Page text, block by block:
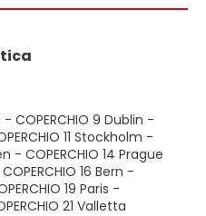
- COPERCHIO 9 Dublin -
11 Stockholm -
- COPERCHIO 14 Prague
COPERCHIO 16 Bern -
19 Paris -
21 Valletta